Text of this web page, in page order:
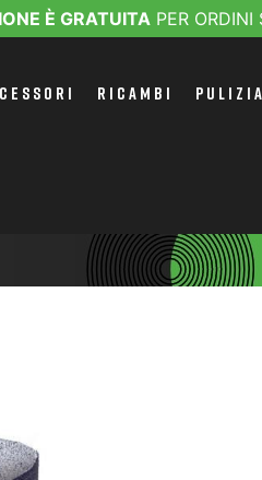
È GRATUITAPER ORDINI
RICAMBI